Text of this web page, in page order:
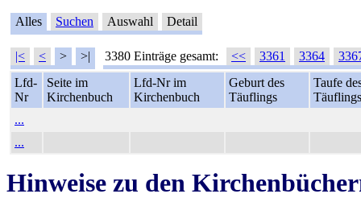
Alles Suchen Auswahl Detail
|< < > >| 3380 Einträge gesamt: << 3361 3364
Lfd-
Nr
Seite im
Kirchenbuch
Lfd-Nr im
Kirchenbuch
Geburt des
Täuflings
Taufe
Täuflings
...
...
Hinweise zu den